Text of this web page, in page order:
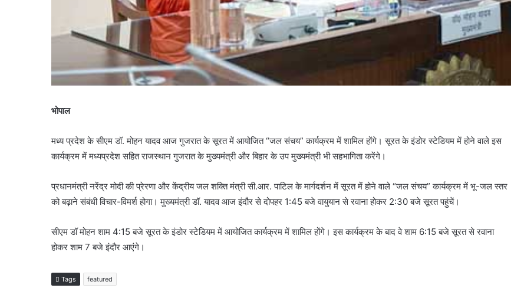
भोपाल
मध्य प्रदेश के सीएम डॉ. मोहन यादव आज गुजरात के सूरत में आयोजित “जल संचय” कार्यक्रम में शामिल होंगे। सूरत के इंडोर स्टेडियम में होने वाले इस
कार्यक्रम में मध्यप्रदेश सहित राजस्थान गुजरात के मुख्यमंत्री और बिहार के उप मुख्यमंत्री भी सहभागिता करेंगे।
प्रधानमंत्री नरेंद्र मोदी की प्रेरणा और केंद्रीय जल शक्ति मंत्री सी.आर. पाटिल के मार्गदर्शन में सूरत में होने वाले “जल संचय” कार्यक्रम में भू-जल स्तर
को बढ़ाने संबंधी विचार-विमर्श होगा। मुख्यमंत्री डॉ. यादव आज इंदौर से दोपहर 1:45 बजे वायुयान से रवाना होकर 2:30 बजे सूरत पहुंचें।
सीएम डॉ मोहन शाम 4:15 बजे सूरत के इंडोर स्टेडियम में आयोजित कार्यक्रम में शामिल होंगे। इस कार्यक्रम के बाद वे शाम 6:15 बजे सूरत से रवाना
होकर शाम 7 बजे इंदौर आएंगे।
Tags featured